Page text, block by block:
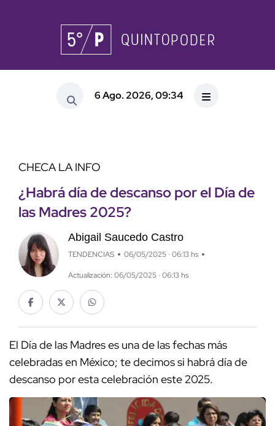
6 Ago. 2026, 09:34
CHECA LA INFO
¿Habrá día de descanso por el Día de
las Madres 2025?
Abigail Saucedo Castro
TENDENCIAS 06/05/2025 · 06:13 hs
Actualización: 06/05/2025 · 06:13 hs
El Día de las Madres es una de las fechas más
celebradas en México; te decimos si habrá día de
descanso por esta celebración este 2025.